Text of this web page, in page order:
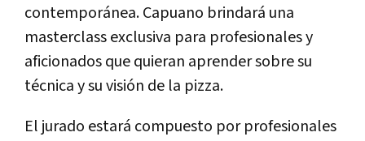
contemporánea. Capuano brindará una
masterclass exclusiva para profesionales y
aficionados que quieran aprender sobre su
técnica y su visión de la pizza.
El jurado estará compuesto por profesionales